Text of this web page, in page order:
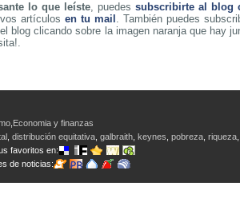
lo que leíste, puedessubscribirte al blog
artículosen tu mail . También puedes
blog clicando sobre la imagen naranja que hay
Economia y finanzas
distribución equitativa galbraith keynes pobreza riqueza
favoritos en:
de noticias: